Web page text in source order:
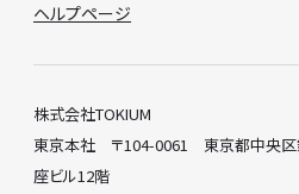
ヘルプページ
株式会社TOKIUM
東京本社 〒104-0061 東京都中央区
座ビル12階